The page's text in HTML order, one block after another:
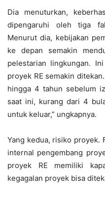
Dia menuturkan,
dipengaruhi oleh tiga
Menurut dia, kebijakan
ke depan semakin
pelestarian lingkungan.
proyek RE semakin
hingga 4 tahun sebelum
saat ini, kurang dari 4
untuk keluar,” ungkapnya.
Yang kedua, risiko proyek.
internal pengembang
proyek RE memiliki
kegagalan proyek bisa